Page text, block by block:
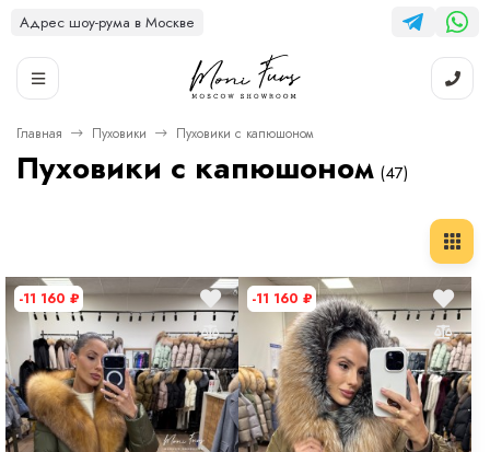
Адрес шоу-рума в Москве
Главная Пуховики Пуховики с капюшоном
Пуховики с капюшоном (47)
-11 160 ₽ -11 160 ₽